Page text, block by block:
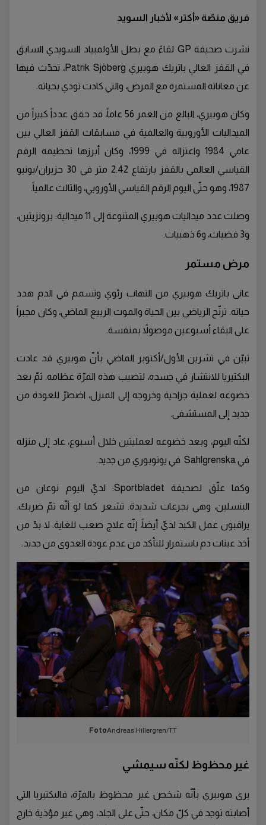
فريق منصّة «أكتر» لأخبار السويد
نشرت صحيفة GP لقاءً مع بطل الأولمبياد السويدي السابق
في القفز العالي باتريك هوبيري Patrik Sjöberg، تحدّث فيها
عن معاناته المستمرة مع المرض، والتي كادت تودي بحياته.
وكان هوبيري، البالغ من العمر 56 عاماً، قد حقق عدداً كبيراً من
الميداليات الأوروبية والعالمية في مسابقات القفز العالي بين
عامي 1984 واعتزاله في 1999، وكان أبرزها تحطيمه الرقم
القياسي العالمي بالقفز بارتفاع 2.42 متر في 30 حزيران/يونيو
1987، وهو حتّى اليوم الرقم القياسي الأوروبي، والثالث عالمياً.
وصلت عدد ميداليات هوبيري المتنوعة إلى 11 ميدالية: برونزيتين،
و3 فضيات، و6 ذهبيات.
مرض مستمر
عانى باتريك هوبيري من التهاب رئوي وتسمم في الدم هدد
حياته. ترنّح الرياضي بين الحياة والموت الربيع الماضي، وكان مجبراً
على البقاء أسبوعين موصولاً بمنفسة.
تبيّن في تشرين الأول/أكتوبر الماضي بأنّ هوبيري قد عادت
البكتيريا للانتشار في جسده، لتصيب هذه المرّة عظامه. ثمّ بعد
خضوعه لعملية جراحية وخروجه إلى المنزل، اضطرّ للعودة من
جديد إلى المستشفى.
لكنّه اليوم، وبعد خضوعه لعمليتين خلال أسبوع، عاد إلى منزله
في Sahlgrenska في يوتوبوري من جديد.
وكما علّق لصحيفة Sportbladet: لديّ اليوم نوعان من
البنسلين، وهي بجرعات شديدة. تشعر كما لو أنّه تمّ ضربك.
يراقبون عمل الكبد لديّ أيضاً، إنّه علاج صعب للغاية. لا بدّ من
أخذ عينات دم باستمرار للتأكد من عدم عودة العدوى من جديد.
FotoAndreas Hillergren/TT
غير محظوظ لكنّه سيمشي
يرى هوبيري بأنّه شخص غير محظوظ بالمرّة، فالبكتيريا التي
أصابته توجد في كلّ مكان، حتّى على الجلد، وهي غير مؤذية خارج